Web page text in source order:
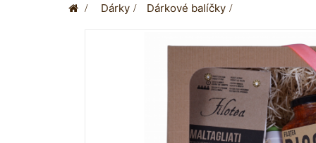
> Dárky > Dárkové balíčky >